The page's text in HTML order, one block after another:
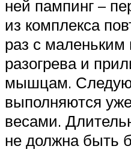
ней пампинг –
из комплекса
раз с маленьким
разогрева и
мышцам.
выполняются
весами.
не должна быть